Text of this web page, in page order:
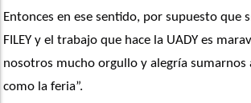
Entonces en ese sentido, por supuesto que
FILEY y el trabajo que hace la UADY es
nosotros mucho orgullo y alegría sumarnos
como la feria”.